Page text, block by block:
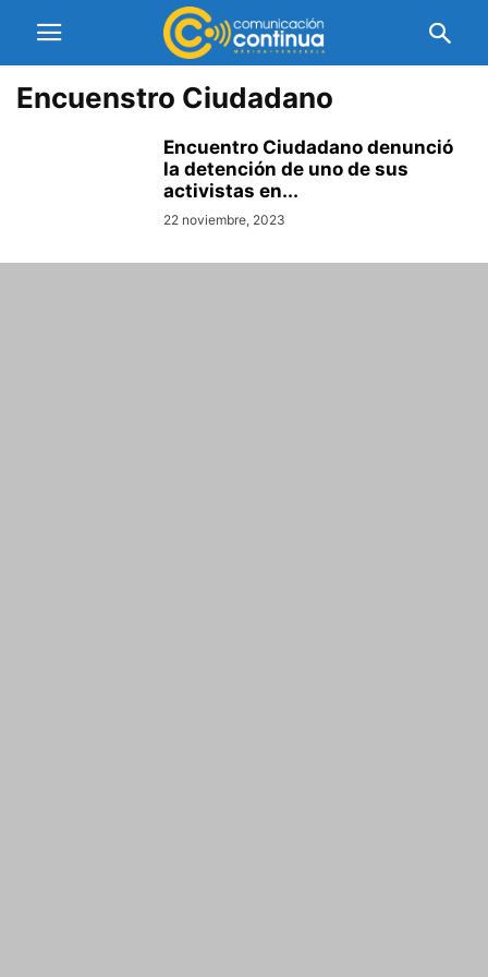
Encuenstro Ciudadano
Encuentro Ciudadano denunció
la detención de uno de sus
activistas en...
22 noviembre, 2023